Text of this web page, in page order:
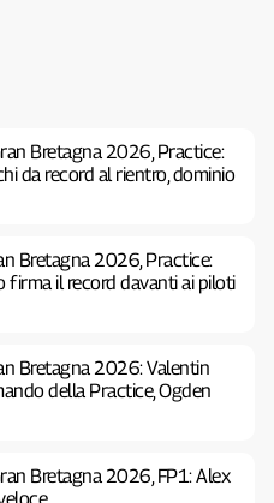
Bretagna 2026, Practice:
da record al rientro, dominio
Bretagna 2026, Practice:
firma il record davanti ai piloti
Bretagna 2026: Valentin
della Practice, Ogden
Bretagna 2026, FP1: Alex